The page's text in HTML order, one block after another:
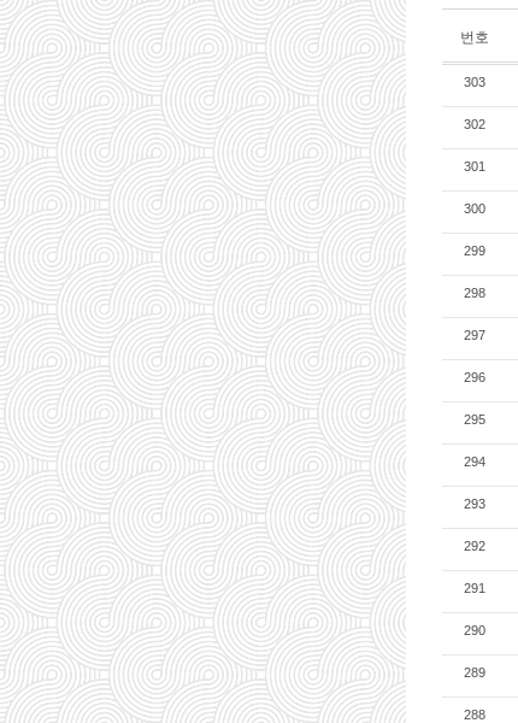
번호
303
302
301
300
299
298
297
296
295
294
293
292
291
290
289
288